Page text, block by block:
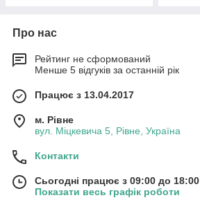
Про нас
Рейтинг не сформований
Менше 5 відгуків за останній рік
Працює з 13.04.2017
м. Рівне
вул. Міцкевича 5, Рівне, Україна
Контакти
Сьогодні працює з 09:00 до 18:00
Показати весь графік роботи